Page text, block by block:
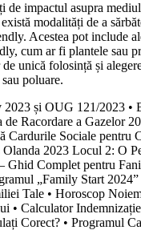
de impactul asupra
modalități de a
Acestea pot include
cum ar fi plantele sau
unică folosință și
poluare.
și OUG 121/2023 •
Racordare a Gazelor
Cardurile Sociale pentru
Olanda 2023 Locul 2: O
Ghid Complet pentru
„Family Start
Tale • Horoscop
• Calculator
Corect? • Programul